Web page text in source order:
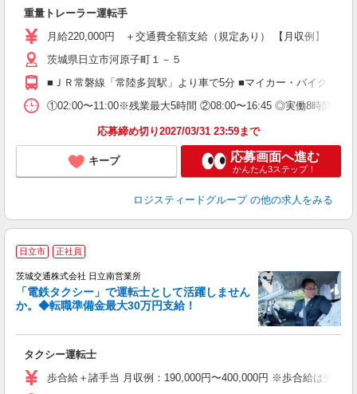
重量トレーラー運転手
月給220,000円 ＋交通費全額支給（規定あり） 【月収例】 月給
茨城県日立市河原子町１－５
■ＪＲ常磐線「常陸多賀駅」より車で5分 ■マイカー・バイク・自
①02:00〜11:00※残業最大5時間 ②08:00〜16:45 ◎実働8時間
応募締め切り2027/03/31 23:59まで
キープ 応募画面へ進む
かんたん3ステップ！
ロジスティードグループ の他の求人をみる
日立市 正社員
茨城交通株式会社 日立南営業所
「電鉄タクシー」で運転士として活躍しません
か。◆転職準備金最大30万円支給！
タクシー運転士
歩合給＋諸手当 月収例：190,000円〜400,000円 ※歩合給は売上